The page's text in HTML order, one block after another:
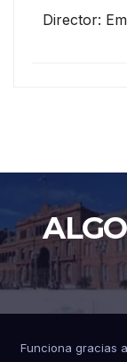
Director:
Funciona gracias